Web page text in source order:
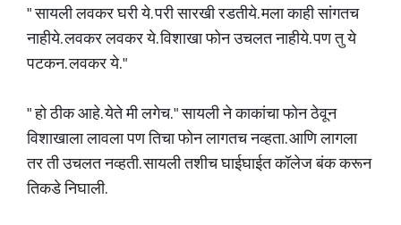
" सायली लवकर घरी ये. परी सारखी रडतीये. मला काही सांगतच
नाहीये. लवकर लवकर ये. विशाखा फोन उचलत नाहीये. पण तु ये
पटकन. लवकर ये. "
" हो ठीक आहे. येते मी लगेच. " सायली ने काकांचा फोन ठेवून
विशाखाला लावला पण तिचा फोन लागतच नव्हता. आणि लागला
तर ती उचलत नव्हती. सायली तशीच घाईघाईत कॉलेज बंक करून
तिकडे निघाली.